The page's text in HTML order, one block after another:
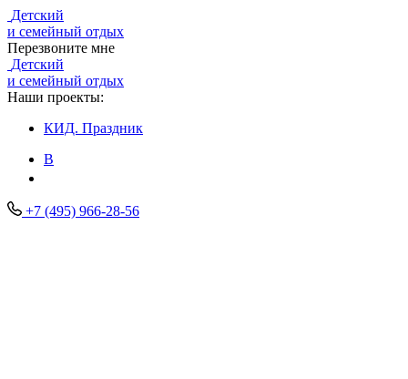
Детский
и семейный отдых
Перезвоните мне
Детский
и семейный отдых
Наши проекты:
КИД. Праздник
В
+7 (495) 966-28-56